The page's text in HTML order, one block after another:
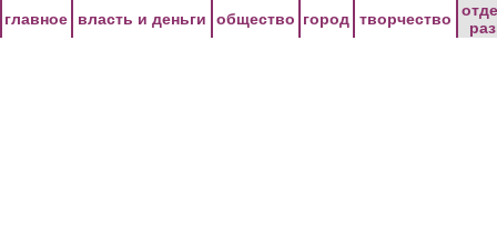
главное власть и деньги общество город творчество